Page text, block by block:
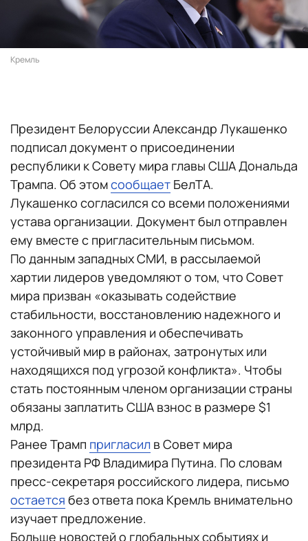
Кремль
Президент Белоруссии Александр Лукашенко
подписал документ о присоединении
республики к Совету мира главы США Дональда
Трампа. Об этомсообщает БелТА.
Лукашенко согласился со всеми положениями
устава организации. Документ был отправлен
ему вместе с пригласительным письмом.
По данным западных СМИ, в рассылаемой
хартии лидеров уведомляют о том, что Совет
мира призван «оказывать содействие
стабильности, восстановлению надежного и
законного управления и обеспечивать
устойчивый мир в районах, затронутых или
находящихся под угрозой конфликта». Чтобы
стать постоянным членом организации страны
обязаны заплатить США взнос в размере $1
млрд.
Ранее Трамп пригласил в Совет мира
президента РФ Владимира Путина. По словам
пресс-секретаря российского лидера, письмо
остается без ответа пока Кремль внимательно
изучает предложение.
Больше новостей о глобальных событиях и